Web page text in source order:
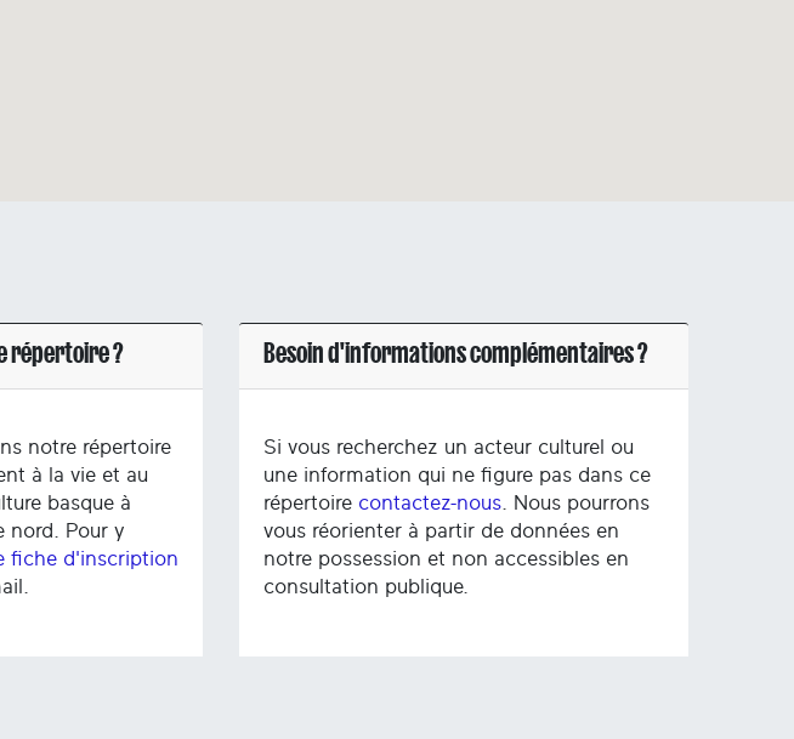
répertoire ?
notre répertoire
à la vie et au
basque à
nord. Pour y
fiche d'inscription
Besoin d'informations complémentaires ?
Si vous recherchez un acteur culturel ou
une information qui ne figure pas dans ce
répertoire contactez-nous. Nous pourrons
vous réorienter à partir de données en
notre possession et non accessibles en
consultation publique.